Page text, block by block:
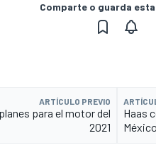
Comparte o guarda
ARTÍCULO PREVIO
para el motor del
2021
Haas
México